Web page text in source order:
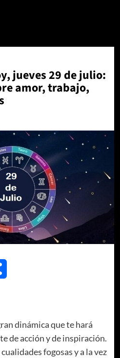
jueves 29 de julio:
amor, trabajo,
dinámica que te hará
de acción y de inspiración.
fogosas y a la vez